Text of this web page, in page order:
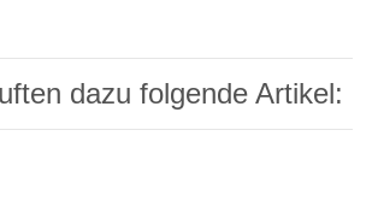
dazu folgende Artikel: